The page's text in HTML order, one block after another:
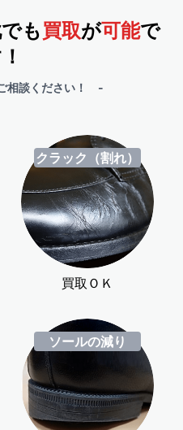
も買取が可能で
相談ください！ -
クラック（割れ）
買取ＯＫ
ソールの減り